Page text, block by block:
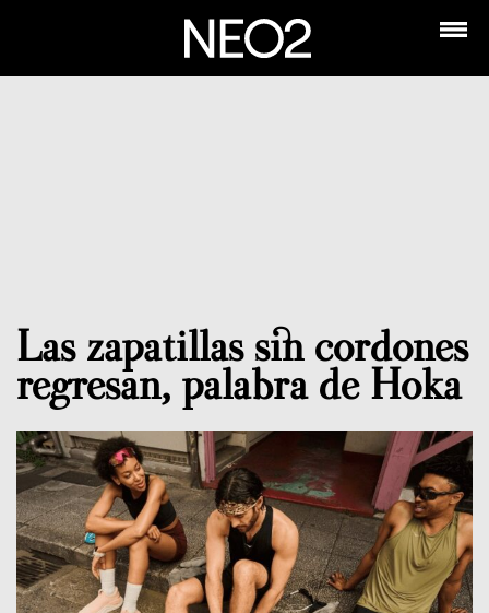
Las zapatillas sin cordones
regresan, palabra de Hoka